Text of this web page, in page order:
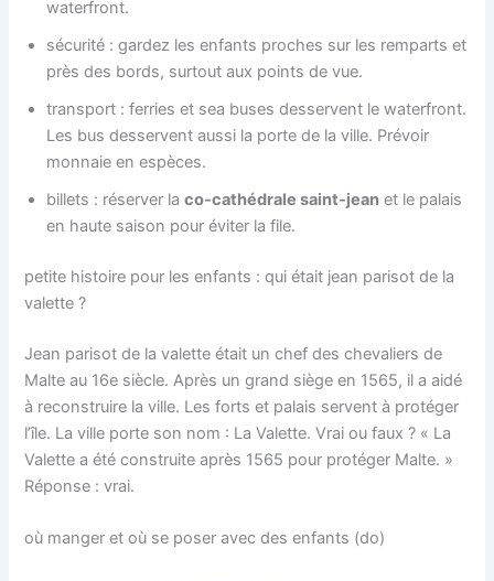
waterfront.
sécurité : gardez les enfants proches sur les remparts et
près des bords, surtout aux points de vue.
transport : ferries et sea buses desservent le waterfront.
Les bus desservent aussi la porte de la ville. Prévoir
monnaie en espèces.
billets : réserver laco-cathédrale saint-jean et le palais
en haute saison pour éviter la file.
petite histoire pour les enfants : qui était jean parisot de la
valette ?
Jean parisot de la valette était un chef des chevaliers de
Malte au 16e siècle. Après un grand siège en 1565, il a aidé
à reconstruire la ville. Les forts et palais servent à protéger
l’île. La ville porte son nom : La Valette. Vrai ou faux ? « La
Valette a été construite après 1565 pour protéger Malte. »
Réponse : vrai.
où manger et où se poser avec des enfants (do)